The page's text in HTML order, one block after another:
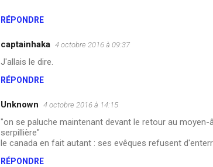
RÉPONDRE
captainhaka 4 octobre 2016 à 09:37
J'allais le dire.
RÉPONDRE
Unknown 4 octobre 2016 à 14:15
"on se paluche maintenant devant le retour au
serpillière"
le canada en fait autant : ses evêques refusent
RÉPONDRE